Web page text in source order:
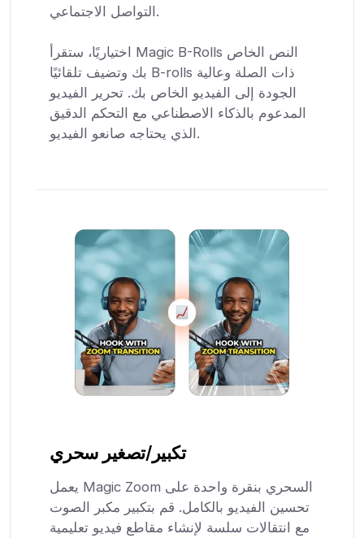
التواصل الاجتماعي.
اختياريًا، ستقرأ Magic B-Rolls النص الخاص
بك وتضيف تلقائيًا B-rolls ذات الصلة وعالية
الجودة إلى الفيديو الخاص بك. تحرير الفيديو
المدعوم بالذكاء الاصطناعي مع التحكم الدقيق
الذي يحتاجه صانعو الفيديو.
تكبير/تصغير سحري
يعمل Magic Zoom السحري بنقرة واحدة على
تحسين الفيديو بالكامل. قم بتكبير مكبر الصوت
مع انتقالات سلسة لإنشاء مقاطع فيديو تعليمية